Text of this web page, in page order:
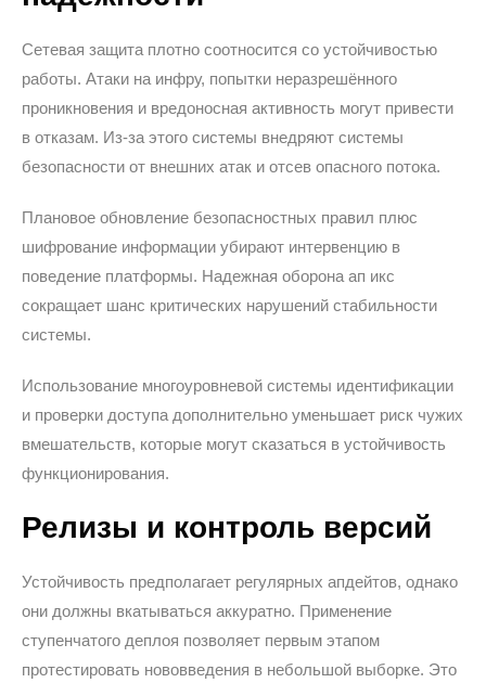
Сетевая защита плотно соотносится со устойчивостью
работы. Атаки на инфру, попытки неразрешённого
проникновения и вредоносная активность могут привести
в отказам. Из-за этого системы внедряют системы
безопасности от внешних атак и отсев опасного потока.
Плановое обновление безопасностных правил плюс
шифрование информации убирают интервенцию в
поведение платформы. Надежная оборона ап икс
сокращает шанс критических нарушений стабильности
системы.
Использование многоуровневой системы идентификации
и проверки доступа дополнительно уменьшает риск чужих
вмешательств, которые могут сказаться в устойчивость
функционирования.
Релизы и контроль версий
Устойчивость предполагает регулярных апдейтов, однако
они должны вкатываться аккуратно. Применение
ступенчатого деплоя позволяет первым этапом
протестировать нововведения в небольшой выборке. Это